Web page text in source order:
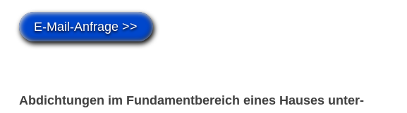
E-Mail-Anfrage >>
Abdich­tungen im Funda­ment­bereich eines Hauses unter­